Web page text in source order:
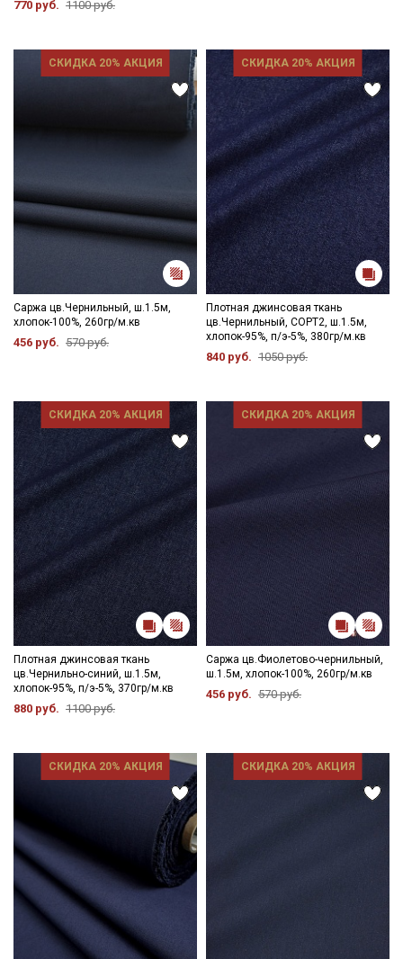
770 руб. 1100 руб.
СКИДКА 20% АКЦИЯ
Саржа цв.Чернильный, ш.1.5м,
хлопок-100%, 260гр/м.кв
456 руб. 570 руб.
СКИДКА 20% АКЦИЯ
Плотная джинсовая ткань
цв.Чернильный, СОРТ2, ш.1.5м,
хлопок-95%, п/э-5%, 380гр/м.кв
840 руб. 1050 руб.
СКИДКА 20% АКЦИЯ
Плотная джинсовая ткань
цв.Чернильно-синий, ш.1.5м,
хлопок-95%, п/э-5%, 370гр/м.кв
880 руб. 1100 руб.
СКИДКА 20% АКЦИЯ
Саржа цв.Фиолетово-чернильный,
ш.1.5м, хлопок-100%, 260гр/м.кв
456 руб. 570 руб.
СКИДКА 20% АКЦИЯ СКИДКА 20% АКЦИЯ
Подписаться
Политикой обработки персональных
Согласие на обработку персональных
данных
ДаюСогласие на получение рекламных и
информационных рассылок